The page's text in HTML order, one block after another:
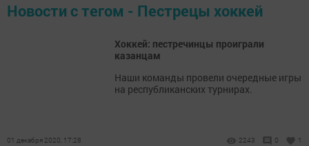
Новости с тегом - Пестрецы хоккей
Хоккей: пестречинцы проиграли
казанцам
Наши команды провели очередные игры
на республиканских турнирах.
01 декабря 2020, 17:28 2243 0 1